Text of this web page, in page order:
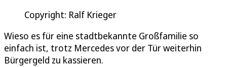
Copyright: Ralf Krieger
Wieso es für eine stadtbekannte Großfamilie so
einfach ist, trotz Mercedes vor der Tür weiterhin
Bürgergeld zu kassieren.